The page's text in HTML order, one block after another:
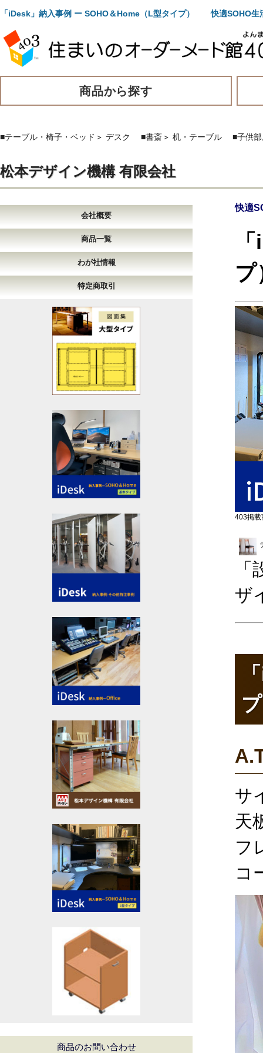
「iDesk」納入事例 ー SOHO＆Home（L型タイプ） 快適SOHO生
商品から探す
■テーブル・椅子・ベッド ＞ デスク ■書斎＞ 机・テーブル ■子供
松本デザイン機構 有限会社
会社概要
商品一覧
わが社情報
特定商取引
商品のお問い合わせ
快適
プ
403掲載
ザ
サ
天
フ
コ